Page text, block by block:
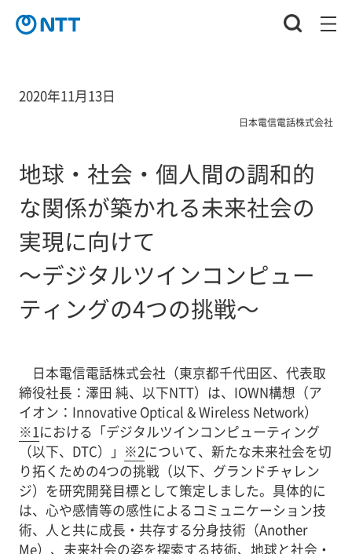
2020年11月13日
日本電信電話株式会社
地球・社会・個人間の調和的
な関係が築かれる未来社会の
実現に向けて
～デジタルツインコンピュー
ティングの4つの挑戦～
日本電信電話株式会社（東京都千代田区、代表取
締役社長：澤田 純、以下NTT）は、IOWN構想（ア
イオン：Innovative Optical & Wireless Network）
※1における「デジタルツインコンピューティング
（以下、DTC）」 ※2について、新たな未来社会を切
り拓くための4つの挑戦（以下、グランドチャレン
ジ）を研究開発目標として策定しました。具体的に
は、心や感情等の感性によるコミュニケーション技
術、人と共に成長・共存する分身技術（Another
Me）、未来社会の姿を探索する技術、地球と社会・